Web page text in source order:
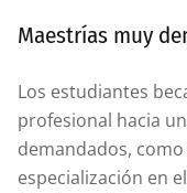
Maestrías muy
Los estudiantes
profesional hacia
demandados,
especialización en